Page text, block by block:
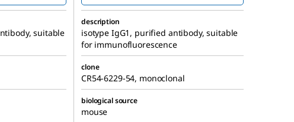
suitable
description
isotype IgG1, purified antibody, suitable
for immunofluorescence
clone
CR54-6229-54, monoclonal
biological source
mouse